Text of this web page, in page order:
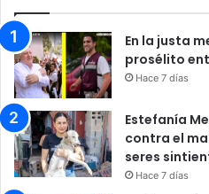
En la justa
prosélito
Hace 7 días
Estefanía
contra el
seres
Hace 7 días